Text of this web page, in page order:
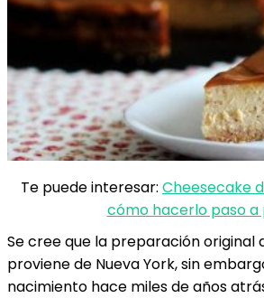
Te puede interesar: Cheesecake
cómo hacerlo paso a
Se cree que la preparación original
proviene de Nueva York, sin
nacimiento hace miles de años